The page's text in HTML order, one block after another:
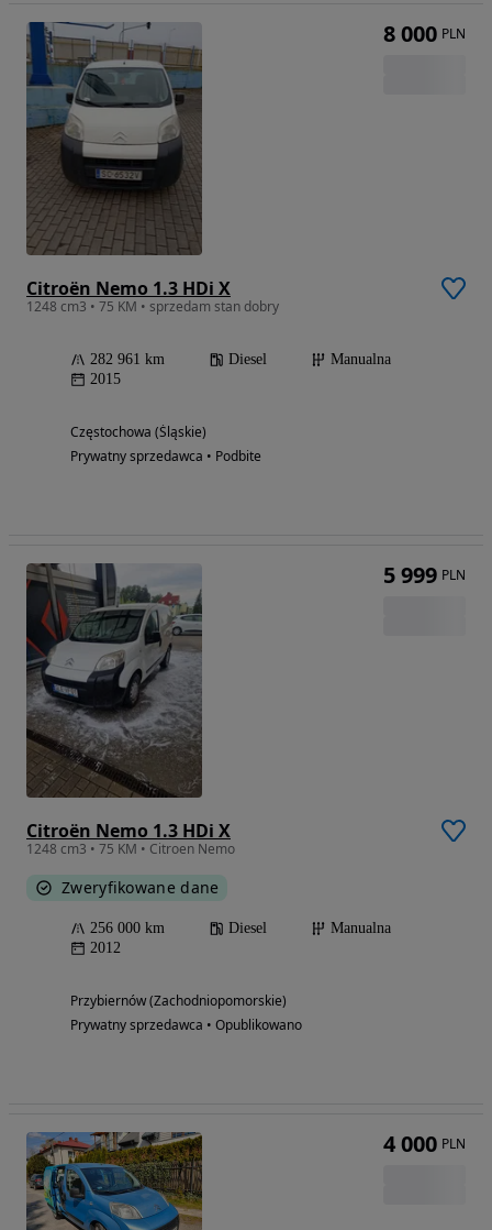
Citroën Nemo 1.3 HDi X
1248 cm3 • 75 KM • sprzedam stan dobry
282 961 km Diesel
Manualna
2015
Częstochowa (Śląskie)
Prywatny sprzedawca • Podbite
8 000 PLN
Citroën Nemo 1.3 HDi X
1248 cm3 • 75 KM • Citroen Nemo
Zweryfikowane dane
256 000 km Diesel
Manualna
2012
Przybiernów (Zachodniopomorskie)
Prywatny sprzedawca • Opublikowano
5 999 PLN
4 000 PLN